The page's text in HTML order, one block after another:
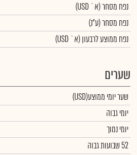
נפח מסחר(א` USD)
נפח מסחר(ע"נ)
נפח ממוצע לרבעון (א` USD)
שערים
שער יומי ממוצע(USD)
יומי גבוה
יומי נמוך
52 שבועות גבוה